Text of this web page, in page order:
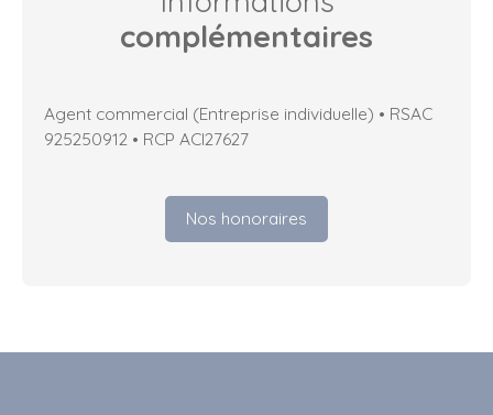
complémentaires
Agent commercial (Entreprise individuelle) • RSAC
925250912 • RCP ACI27627
Nos honoraires